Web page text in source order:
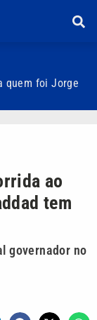
quem foi Jorge
ao
tem
governador no